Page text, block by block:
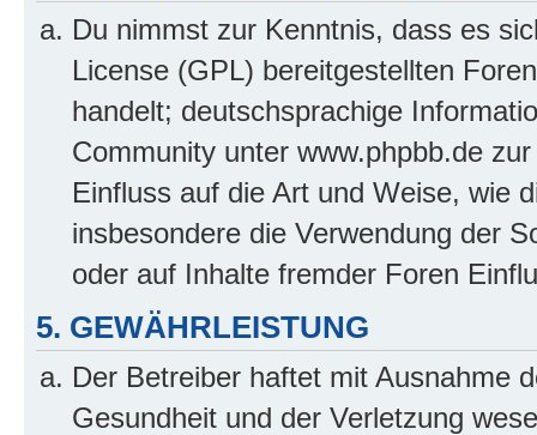
Du nimmst zur Kenntnis, dass es
License (GPL) bereitgestellten
handelt; deutschsprachige
Community unter www.phpbb.de
Einfluss auf die Art und Weise, wie
insbesondere die Verwendung der
oder auf Inhalte fremder Foren
5. GEWÄHRLEISTUNG
Der Betreiber haftet mit Ausnahme
Gesundheit und der Verletzung